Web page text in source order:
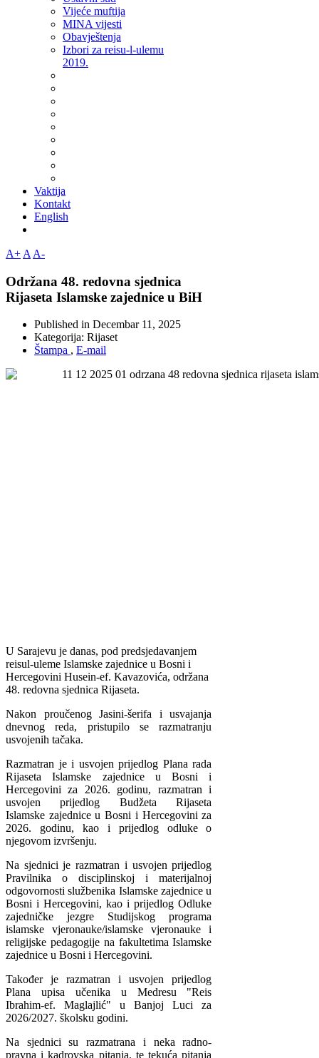
Vijeće muftija
MINA vijesti
Obavještenja
Izbori za reisu-l-ulemu
2019.
Vaktija
Kontakt
English
A+ A A-
Održana 48. redovna sjednica
Rijaseta Islamske zajednice u BiH
Published in Decembar 11, 2025
Kategorija: Rijaset
Štampa , E-mail
U Sarajevu je danas, pod predsjedavanjem
reisul-uleme Islamske zajednice u Bosni i
Hercegovini Husein-ef. Kavazovića, održana
48. redovna sjednica Rijaseta.
Nakon proučenog Jasini-šerifa i usvajanja
dnevnog reda, pristupilo se razmatranju
usvojenih tačaka.
Razmatran je i usvojen prijedlog Plana rada
Rijaseta Islamske zajednice u Bosni i
Hercegovini za 2026. godinu, razmatran i
usvojen prijedlog Budžeta Rijaseta
Islamske zajednice u Bosni i Hercegovini za
2026. godinu, kao i prijedlog odluke o
njegovom izvršenju.
Na sjednici je razmatran i usvojen prijedlog
Pravilnika o disciplinskoj i materijalnoj
odgovornosti službenika Islamske zajednice u
Bosni i Hercegovini, kao i prijedlog Odluke
zajedničke jezgre Studijskog programa
islamske vjeronauke/islamske vjeronauke i
religijske pedagogije na fakultetima Islamske
zajednice u Bosni i Hercegovini.
Također je razmatran i usvojen prijedlog
Plana upisa učenika u Medresu "Reis
Ibrahim-ef. Maglajlić" u Banjoj Luci za
2026/2027. školsku godini.
Na sjednici su razmatrana i neka radno-
pravna i kadrovska pitanja, te tekuća pitanja